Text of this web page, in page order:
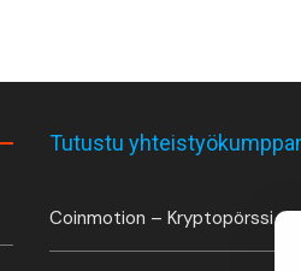
Tutustu
Coinmotion – Kryptopörssi